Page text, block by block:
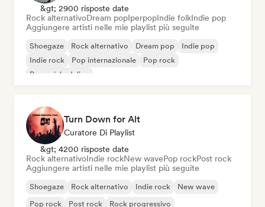
&gt; 2900 risposte date
Rock alternativoDream popIperpopIndie folkIndie pop
Aggiungere artisti nelle mie playlist più seguite
Shoegaze Rock alternativo Dream pop
Indie pop
Indie rock
Pop internazionale
Pop rock
Pop psichedelico
Turn Down for Alt
Curatore Di Playlist
&gt; 4200 risposte date
Rock alternativoIndie rockNew wavePop rockPost rock
Aggiungere artisti nelle mie playlist più seguite
Shoegaze Rock alternativo Indie rock
New wave
Pop rock
Post rock Rock progressivo